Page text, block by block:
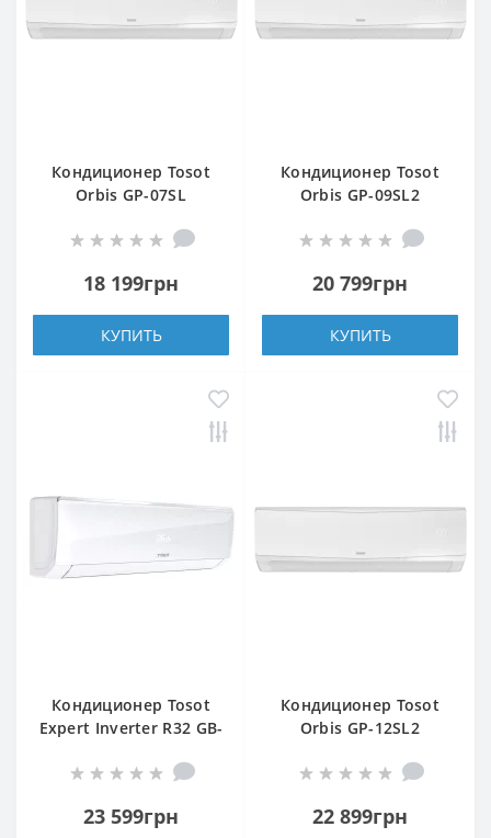
Кондиционер Tosot
Orbis GP-07SL
18 199грн
КУПИТЬ
Кондиционер Tosot
Orbis GP-09SL2
20 799грн
КУПИТЬ
Кондиционер Tosot
Expert Inverter R32 GB-
23 599грн
Кондиционер Tosot
Orbis GP-12SL2
22 899грн